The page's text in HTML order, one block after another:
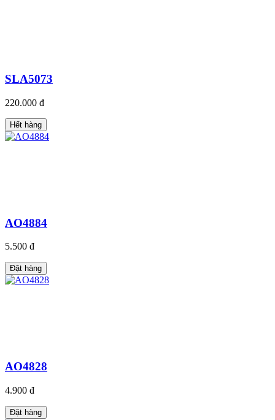
SLA5073
220.000 đ
Hết hàng
AO4884
5.500 đ
Đặt hàng
AO4828
4.900 đ
Đặt hàng